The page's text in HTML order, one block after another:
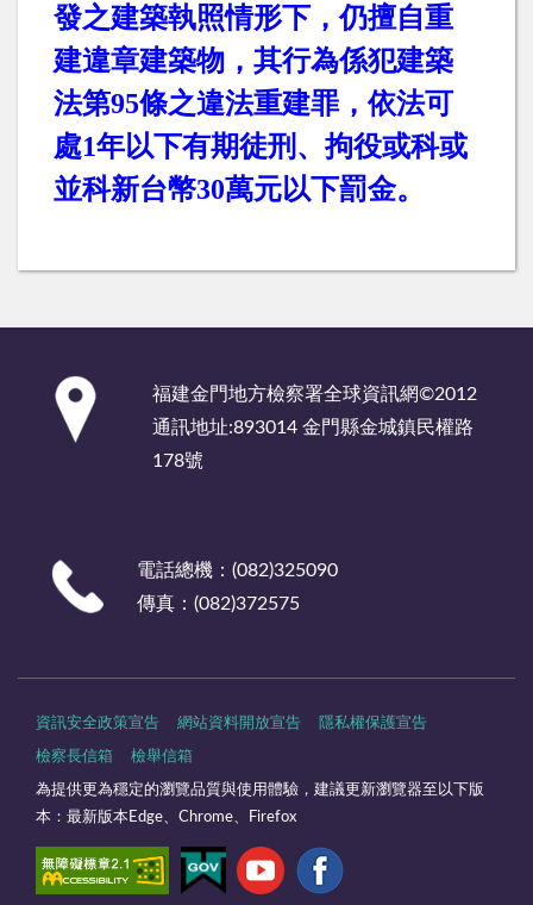
發之建築執照情形下，仍擅自重
建違章建築物，其行為係犯建築
法第95條之違法重建罪，依法可
處1年以下有期徒刑、拘役或科或
並科新台幣30萬元以下罰金。
福建金門地方檢察署全球資訊網©2012
通訊地址:893014 金門縣金城鎮民權路
178號
電話總機：(082)325090
傳真：(082)372575
資訊安全政策宣告 網站資料開放宣告 隱私權保護宣告
檢察長信箱 檢舉信箱
為提供更為穩定的瀏覽品質與使用體驗，建議更新瀏覽器至以下版
本：最新版本Edge、Chrome、Firefox